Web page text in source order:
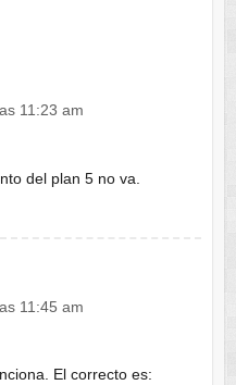
11:23 am
del plan 5 no va.
11:45 am
El correcto es: